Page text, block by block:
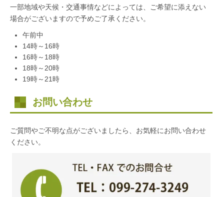
一部地域や天候・交通事情などによっては、ご希望に添えない
場合がございますので予めご了承ください。
午前中
14時～16時
16時～18時
18時～20時
19時～21時
お問い合わせ
ご質問やご不明な点がございましたら、お気軽にお問い合わせ
ください。